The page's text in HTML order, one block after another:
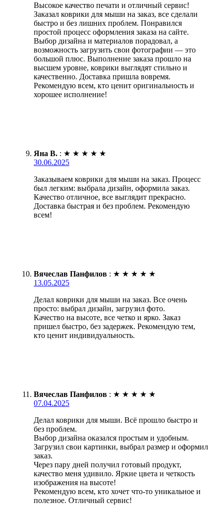
Высокое качество печати и отличный сервис!
Заказал коврики для мыши на заказ, все сделали
быстро и без лишних проблем. Понравился
простой процесс оформления заказа на сайте.
Выбор дизайна и материалов порадовал, а
возможность загрузить свои фотографии — это
большой плюс. Выполнение заказа прошло на
высшем уровне, коврики выглядят стильно и
качественно. Доставка пришла вовремя.
Рекомендую всем, кто ценит оригинальность и
хорошее исполнение!
Яна В. : ★ ★ ★ ★ ★
30.06.2025
Заказываем коврики для мыши на заказ. Процесс
был легким: выбрала дизайн, оформила заказ.
Качество отличное, все выглядит прекрасно.
Доставка быстрая и без проблем. Рекомендую
всем!
Вячеслав Панфилов : ★ ★ ★ ★ ★
13.05.2025
Делал коврики для мыши на заказ. Все очень
просто: выбрал дизайн, загрузил фото.
Качество на высоте, все четко и ярко. Заказ
пришел быстро, без задержек. Рекомендую тем,
кто ценит индивидуальность.
Вячеслав Панфилов : ★ ★ ★ ★ ★
07.04.2025
Делал коврики для мыши. Всё прошло быстро и
без проблем.
Выбор дизайна оказался простым и удобным.
Загрузил свои картинки, выбрал размер и оформил
заказ.
Через пару дней получил готовый продукт,
качество меня удивило. Яркие цвета и четкость
изображения на высоте!
Рекомендую всем, кто хочет что-то уникальное и
полезное. Отличный сервис!